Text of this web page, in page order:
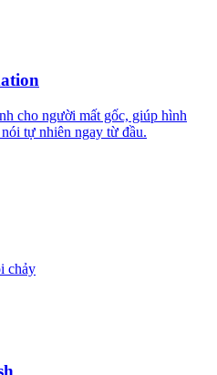
cho người mất gốc, giúp hình
tự nhiên ngay từ đầu.
chảy